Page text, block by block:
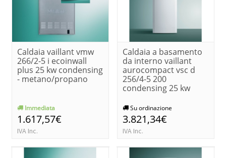
Caldaia vaillant vmw
266/2-5 i ecoinwall
plus 25 kw condensing
- metano/propano
Immediata
1.617,57€
IVA Inc.
Caldaia a basamento
da interno vaillant
aurocompact vsc d
256/4-5 200
condensing 25 kw
Su ordinazione
3.821,34€
IVA Inc.